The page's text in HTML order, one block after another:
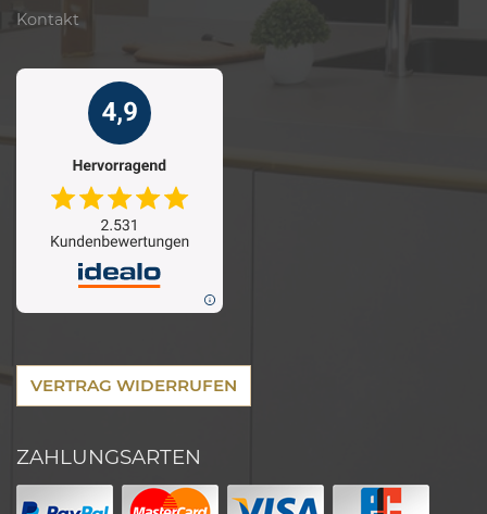
Kontakt
VERTRAG WIDERRUFEN
ZAHLUNGSARTEN